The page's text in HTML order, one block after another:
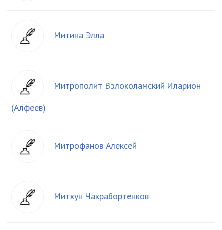
Митина Элла
Митрополит Волоколамский Иларион
(Алфеев)
Митрофанов Алексей
Митхун Чакрабортенков